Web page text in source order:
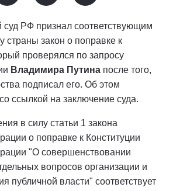
суд РФ признал соответствующим
страны закон о поправке к
проверялся по запросу
Владимира Путина после того,
подписал его. Об этом
ссылкой на заключение суда.
в силу статьи 1 закона
о поправке к Конституции
"О совершенствовании
вопросов организации и
публичной власти" соответствует